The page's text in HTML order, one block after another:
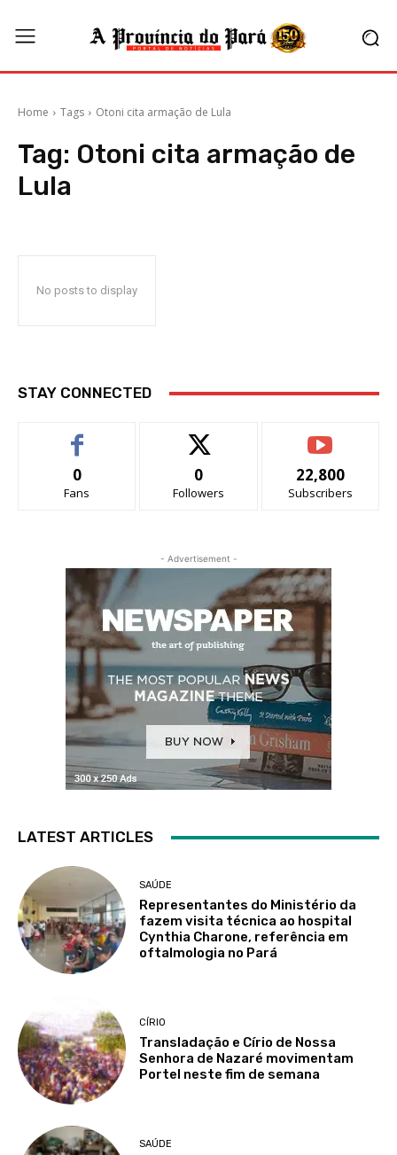
Home Tags Otoni cita armação de Lula
Tag: Otoni cita armação de
Lula
No posts to display
STAY CONNECTED
0
Fans
0
Followers
22,800
Subscribers
- Advertisement -
LATEST ARTICLES
SAÚDE
Representantes do Ministério da
fazem visita técnica ao hospital
Cynthia Charone, referência em
oftalmologia no Pará
CÍRIO
Transladação e Círio de Nossa
Senhora de Nazaré movimentam
Portel neste fim de semana
SAÚDE